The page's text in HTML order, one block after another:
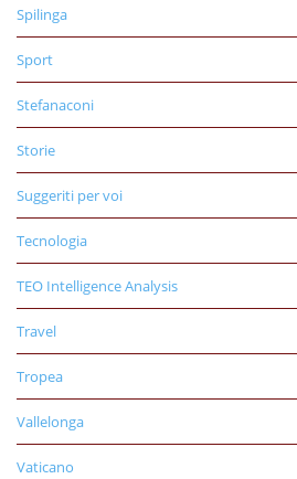
Spilinga
Sport
Stefanaconi
Storie
Suggeriti per voi
Tecnologia
TEO Intelligence Analysis
Travel
Tropea
Vallelonga
Vaticano